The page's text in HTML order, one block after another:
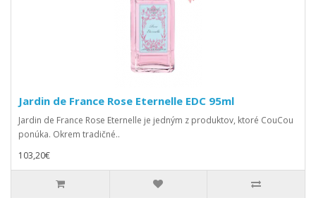
Jardin de France Rose Eternelle EDC 95ml
Jardin de France Rose Eternelle je jedným z produktov, ktoré CouCou
ponúka. Okrem tradičné..
103,20€